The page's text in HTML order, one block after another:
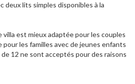
deux lits simples disponibles à la
est mieux adaptée pour les couples
pour les familles avec de jeunes enfants
12 ne sont acceptés pour des raisons